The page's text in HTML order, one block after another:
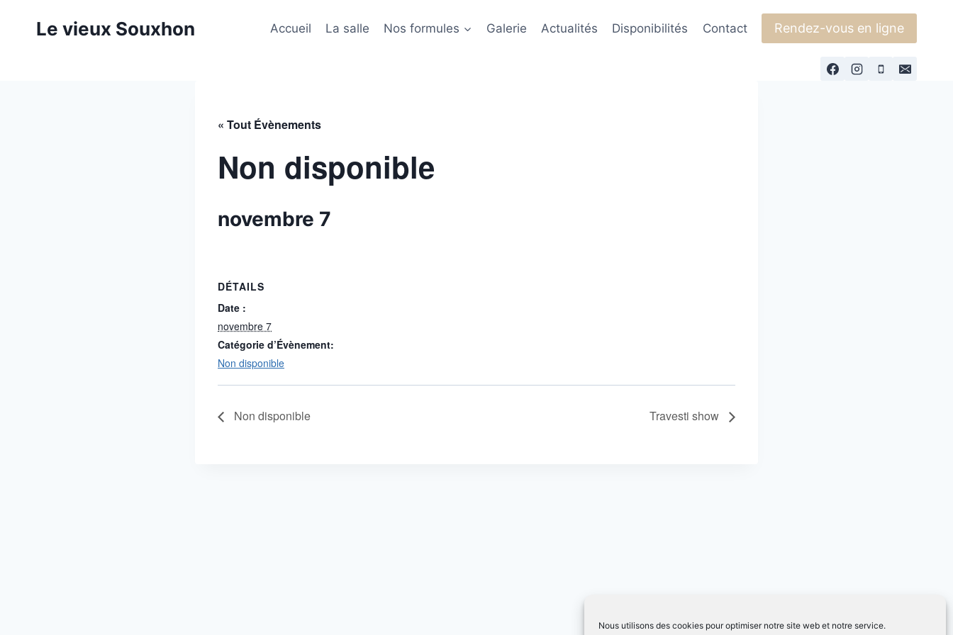
Nous utilisons des cookies pour optimiser notre site web et notre service.
Le vieux Souxhon Accueil La salle Nos formules Galerie Actualités Disponibilités Contact Rendez-vous en ligne
« Tout Évènements
Non disponible
novembre 7
DÉTAILS
Date :
novembre 7
Catégorie d’Évènement:
Non disponible
Non disponible Travesti show